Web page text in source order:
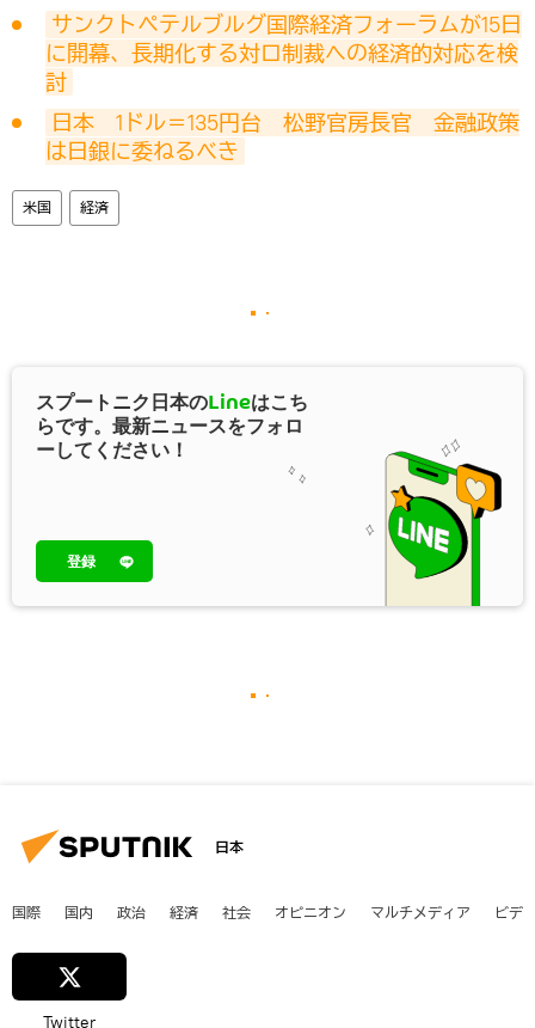
サンクトペテルブルグ国際経済フォーラムが15日
に開幕、長期化する対ロ制裁への経済的対応を検
討
日本　1ドル＝135円台　松野官房長官　金融政策
は日銀に委ねるべき
米国 経済
スプートニク日本のLineはこち
らです。最新ニュースをフォロ
ーしてください！
登録
日本
国際 国内 政治 経済 社会 オピニオン マルチメディア ビデ
Twitter